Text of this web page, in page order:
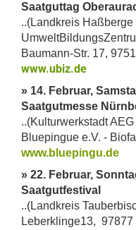
Saatguttag
..(Landkreis Haßberge
Baumann-Str. 17,
www.ubiz.de
» 14. Februar,
Saatgutmesse
..(Kulturwerkstadt
Bluepingue e.V. -
www.bluepingu.de
» 22. Februar,
Saatgutfestival
..(Landkreis
Leberklinge13, 97877